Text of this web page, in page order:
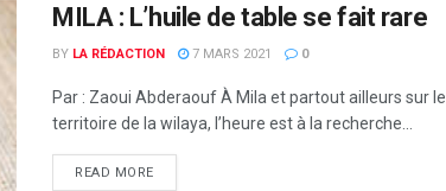
MILA : L’huile de table se fait rare
BY LA RÉDACTION 7 MARS 2021 0
Par : Zaoui Abderaouf À Mila et partout ailleurs sur le
territoire de la wilaya, l’heure est à la recherche...
READ MORE